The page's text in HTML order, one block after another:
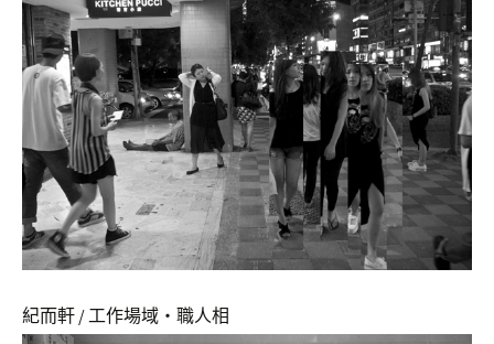
紀而軒 / 工作場域‧職人相